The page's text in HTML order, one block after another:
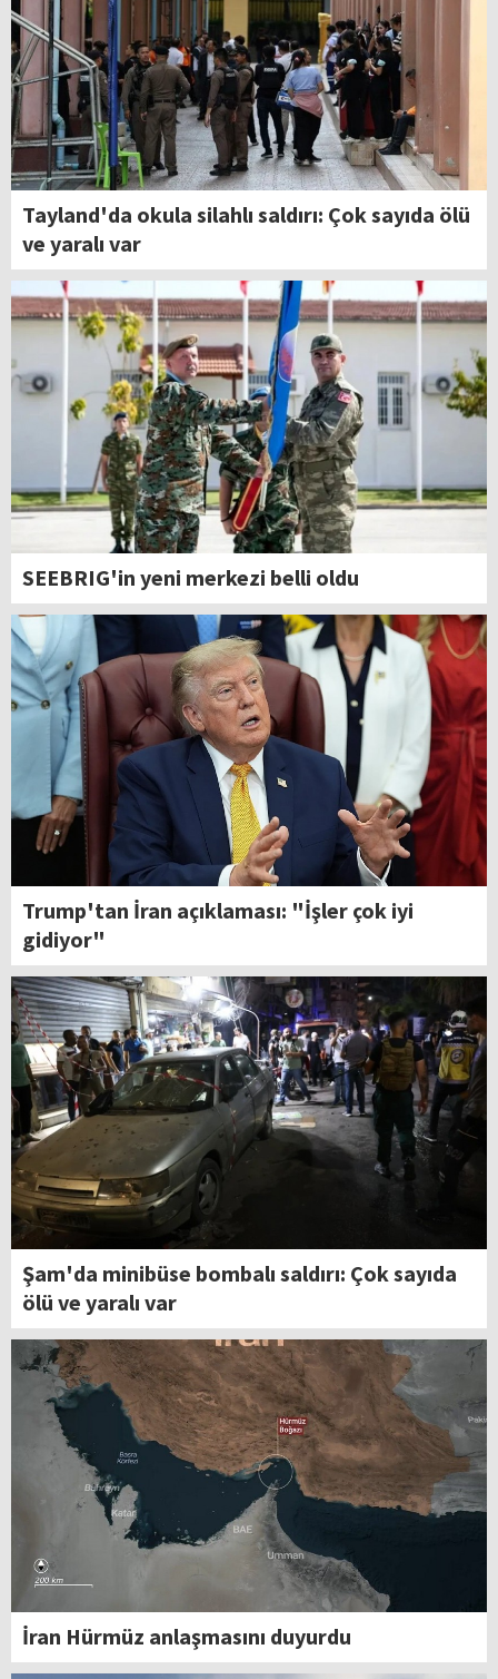
Tayland'da okula silahlı saldırı: Çok sayıda ölü
ve yaralı var
SEEBRIG'in yeni merkezi belli oldu
Trump'tan İran açıklaması: "İşler çok iyi
gidiyor"
Şam'da minibüse bombalı saldırı: Çok sayıda
ölü ve yaralı var
İran Hürmüz anlaşmasını duyurdu